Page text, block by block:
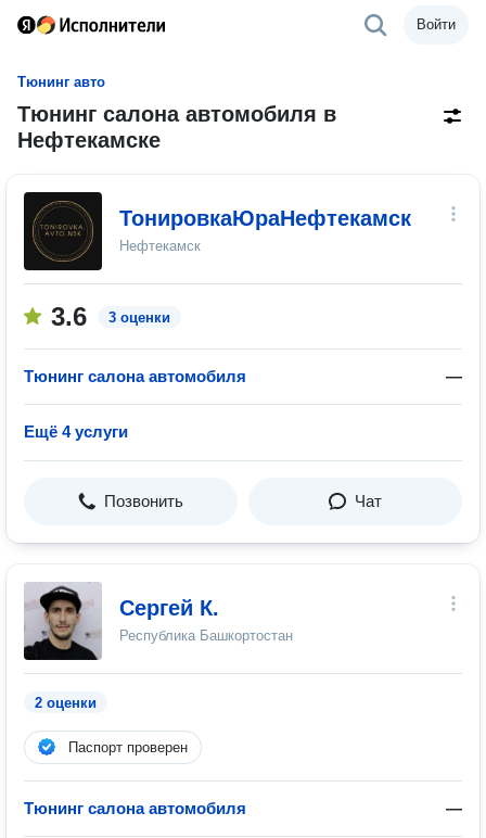
Войти
Тюнинг авто
Тюнинг салона автомобиля в
Нефтекамске
ТонировкаЮраНефтекамск
Нефтекамск
3.6 3 оценки
Тюнинг салона автомобиля —
Ещё 4 услуги
Позвонить Чат
Сергей К.
Республика Башкортостан
2 оценки
Паспорт проверен
Тюнинг салона автомобиля —